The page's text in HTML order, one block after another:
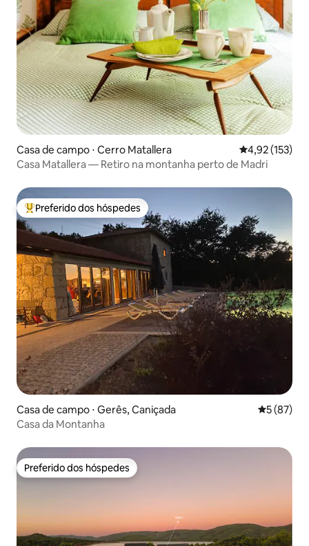
Casa de campo ⋅ Cerro Matallera 4,92 de uma
4,92 (153)
Casa Matallera — Retiro na montanha perto de Madri
Entre os melhores preferidos dos hóspedes
Preferido dos hóspedes
Casa de campo ⋅ Gerês, Caniçada 5 de uma
5 (87)
Casa da Montanha
Preferido dos hóspedes
Preferido dos hóspedes